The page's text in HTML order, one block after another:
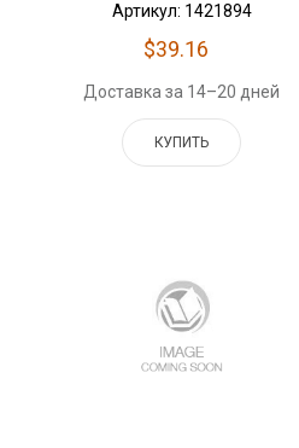
Артикул: 1421894
$39.16
Доставка за 14–20 дней
КУПИТЬ